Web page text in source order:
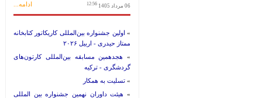
06 مرداد 1405 12:56 ادامه...
» اولین جشنواره بین‌المللی کاریکاتور کتابخانه
ممتاز حیدری - اربیل ۲۰۲۶
»
هجدهمین مسابقه بین‌المللی کارتون‌های
گردشگری - ترکیه
» تسلیت به همکار
» هیئت داوران نهمین جشنواره بین المللی